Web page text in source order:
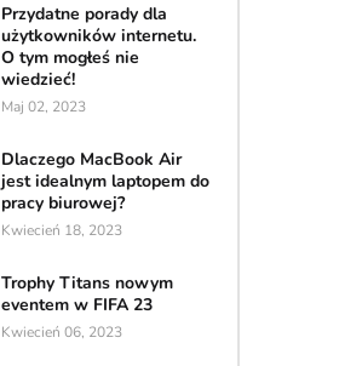
Przydatne porady dla
użytkowników internetu.
O tym mogłeś nie
wiedzieć!
Maj 02, 2023
Dlaczego MacBook Air
jest idealnym laptopem do
pracy biurowej?
Kwiecień 18, 2023
Trophy Titans nowym
eventem w FIFA 23
Kwiecień 06, 2023